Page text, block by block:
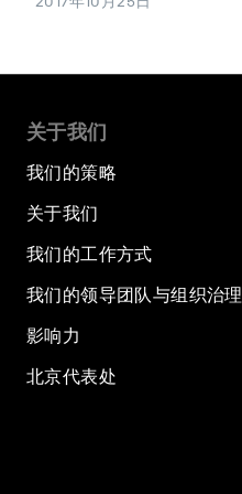
关于我们
我们的策略
关于我们
我们的工作方式
我们的领导团队与组织治理
影响力
北京代表处